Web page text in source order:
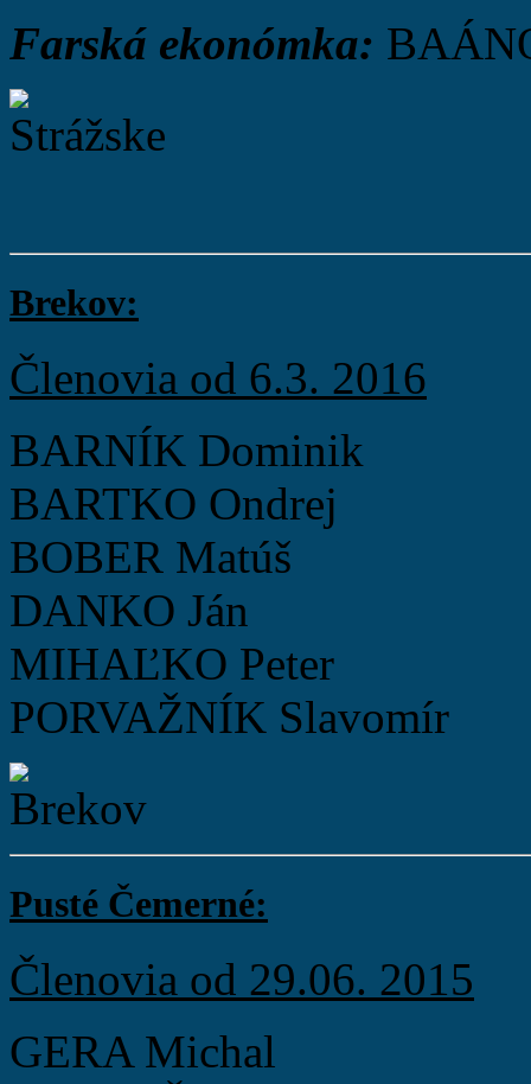
Farská ekonómka:
Brekov:
Členovia od 6.3. 2016
BARNÍK Dominik
BARTKO Ondrej
BOBER Matúš
DANKO Ján
MIHAĽKO Peter
PORVAŽNÍK Slavomír
Pusté Čemerné:
Členovia od 29.06. 2015
GERA Michal